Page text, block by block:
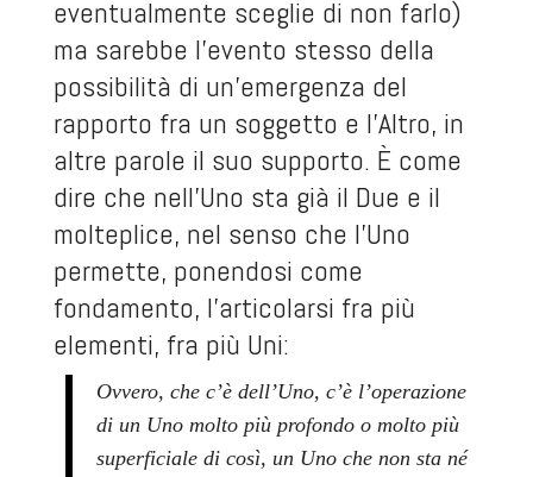
eventualmente sceglie di non farlo)
ma sarebbe l’evento stesso della
possibilità di un’emergenza del
rapporto fra un soggetto e l’Altro, in
altre parole il suo supporto. È come
dire che nell’Uno sta già il Due e il
molteplice, nel senso che l’Uno
permette, ponendosi come
fondamento, l’articolarsi fra più
elementi, fra più Uni:
Ovvero, che c’è dell’Uno, c’è l’operazione
di un Uno molto più profondo o molto più
superficiale di così, un Uno che non sta né